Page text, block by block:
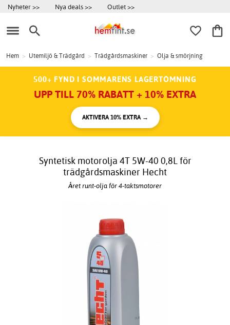
Nyheter >> Nya deals >> Outlet >>
Hem > Utemiljö & Trädgård > Trädgårdsmaskiner > Olja & smörjning
500+ FYND I SOMMARENS LAGERTÖMNING
UPP TILL 70% RABATT + 10% EXTRA
AKTIVERA 10% EXTRA →
Syntetisk motorolja 4T 5W-40 0,8L för
trädgårdsmaskiner Hecht
Året runt-olja för 4-taktsmotorer